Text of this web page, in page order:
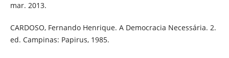
mar. 2013.
CARDOSO, Fernando Henrique. A Democracia Necessária. 2.
ed. Campinas: Papirus, 1985.